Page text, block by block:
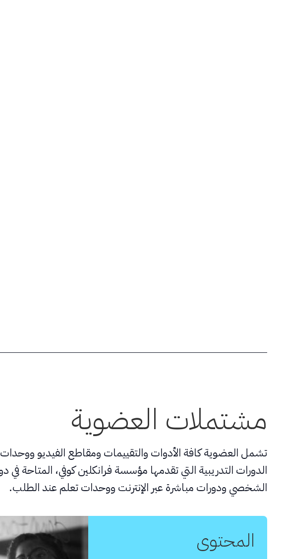
مشتملات العضوية
تشمل العضوية كافة الأدوات والتقييمات ومقاطع الفيديو
الدورات التدريبية التي تقدمها مؤسسة فرانكلين كوفي، المتاحة في
الشخصي ودورات مباشرة عبر الإنترنت ووحدات تعلم عند الطلب.
المحتوى